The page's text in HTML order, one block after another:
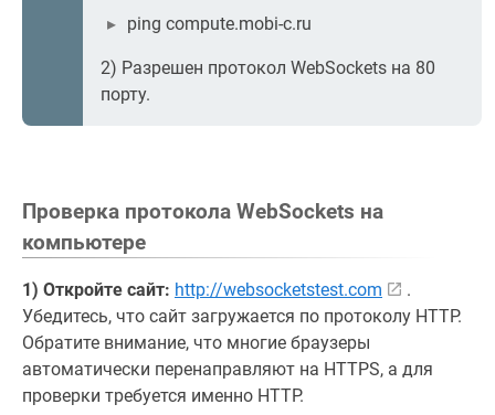
ping compute.mobi-c.ru
2) Разрешен протокол WebSockets на 80
порту.
Проверка протокола WebSockets на
компьютере
1) Откройте сайт: http://websocketstest.com
.
Убедитесь, что сайт загружается по протоколу HTTP.
Обратите внимание, что многие браузеры
автоматически перенаправляют на HTTPS, а для
проверки требуется именно HTTP.